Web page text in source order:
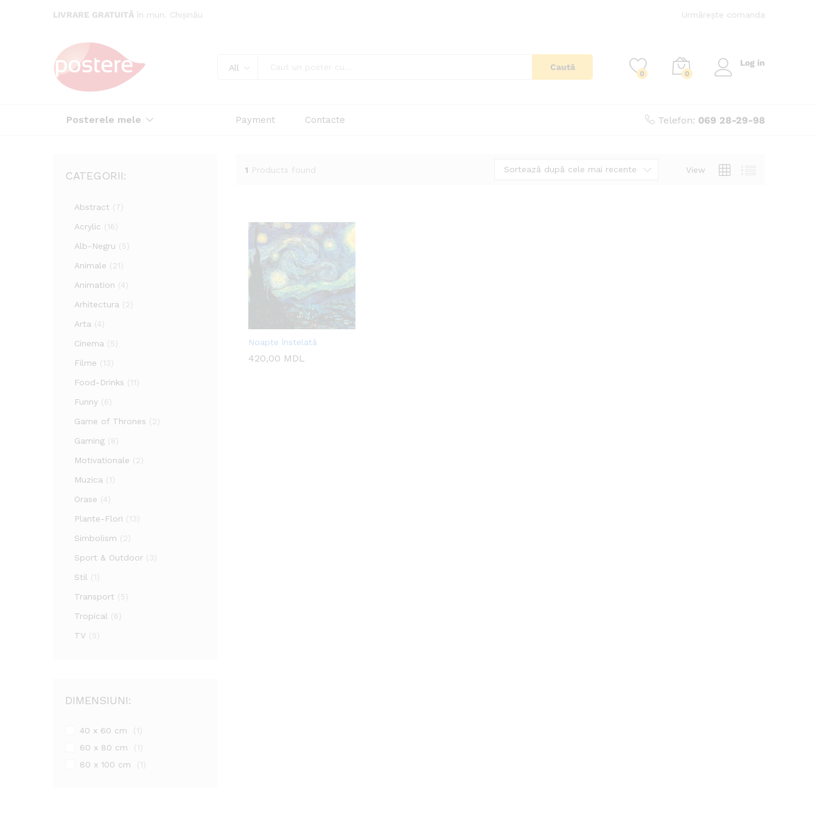
LIVRARE GRATUITĂ în mun. Chișinău Urmărește comanda
All Caută
0 0
Log in
Posterele mele Payment Contacte Telefon: 069 28-29-98
1 Products found View
Sortează după cele mai recente
Noapte înstelată
420,00 MDL
420,00 MDL
CATEGORII:
Abstract (7)
Acrylic (16)
Alb-Negru (5)
Animale (21)
Animation (4)
Arhitectura (2)
Arta (4)
Cinema (5)
Filme (13)
Food-Drinks (11)
Funny (6)
Game of Thrones (2)
Gaming (8)
Motivationale (2)
Muzica (1)
Orase (4)
Plante-Flori (13)
Simbolism (2)
Sport & Outdoor (3)
Stil (1)
Transport (5)
Tropical (6)
TV (5)
DIMENSIUNI:
40 x 60 cm (1)
60 x 80 cm (1)
80 x 100 cm (1)